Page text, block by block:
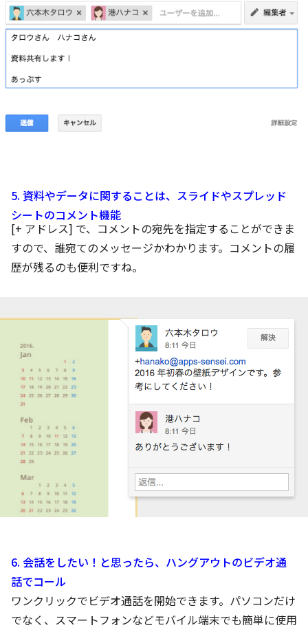
5. 資料やデータに関することは、スライドやスプレッド
シートのコメント機能
[+ アドレス] で、コメントの宛先を指定することができま
すので、誰宛てのメッセージかわかります。コメントの履
歴が残るのも便利ですね。
6. 会話をしたい！と思ったら、ハングアウトのビデオ通
話でコール
ワンクリックでビデオ通話を開始できます。パソコンだけ
でなく、スマートフォンなどモバイル端末でも簡単に使用